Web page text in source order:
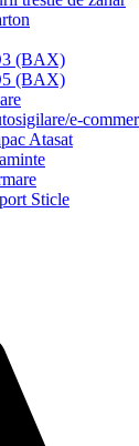
(BAX)
(BAX)
e-
Atasat
Sticle